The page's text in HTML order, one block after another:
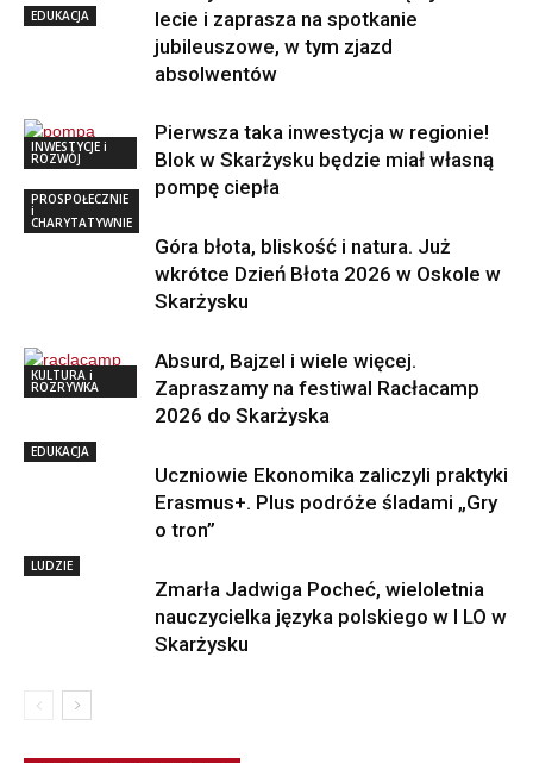
EDUKACJA
lecie i zaprasza na spotkanie
jubileuszowe, w tym zjazd
absolwentów
INWESTYCJE i
ROZWÓJ
Pierwsza taka inwestycja w regionie!
Blok w Skarżysku będzie miał własną
pompę ciepła
PROSPOŁECZNIE
i
CHARYTATYWNIE
Góra błota, bliskość i natura. Już
wkrótce Dzień Błota 2026 w Oskole w
Skarżysku
KULTURA i
ROZRYWKA
Absurd, Bajzel i wiele więcej.
Zapraszamy na festiwal Racłacamp
2026 do Skarżyska
EDUKACJA
Uczniowie Ekonomika zaliczyli praktyki
Erasmus+. Plus podróże śladami „Gry
o tron”
LUDZIE
Zmarła Jadwiga Pocheć, wieloletnia
nauczycielka języka polskiego w I LO w
Skarżysku